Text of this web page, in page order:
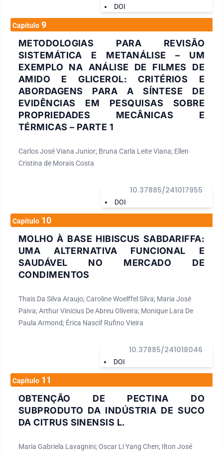
DOI
Capítulo 9
METODOLOGIAS PARA REVISÃO
SISTEMÁTICA E METANÁLISE – UM
EXEMPLO NA ANÁLISE DE FILMES DE
AMIDO E GLICEROL: CRITÉRIOS E
ABORDAGENS PARA A SÍNTESE DE
EVIDÊNCIAS EM PESQUISAS SOBRE
PROPRIEDADES MECÂNICAS E
TÉRMICAS – PARTE 1
Carlos José Viana Junior; Bruna Carla Leite Viana; Ellen
Cristina de Morais Costa
DOI
10.37885/241017955
Capítulo 10
MOLHO À BASE HIBISCUS SABDARIFFA:
UMA ALTERNATIVA FUNCIONAL E
SAUDÁVEL NO MERCADO DE
CONDIMENTOS
Thais Da Silva Araujo; Caroline Woelffel Silva; Maria José
Paiva; Arthur Vinicius De Abreu Oliveira; Monique Lara De
Paula Armond; Érica Nascif Rufino Vieira
DOI
10.37885/241018046
Capítulo 11
OBTENÇÃO DE PECTINA DO
SUBPRODUTO DA INDÚSTRIA DE SUCO
DA CITRUS SINENSIS L.
Maria Gabriela Lavagnini; Oscar Li Yang Chen; Ilton José